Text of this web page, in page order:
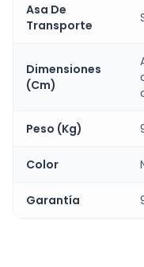
Asa De
Transporte
Dimensiones
(Cm)
Peso (Kg)
Color
Garantía